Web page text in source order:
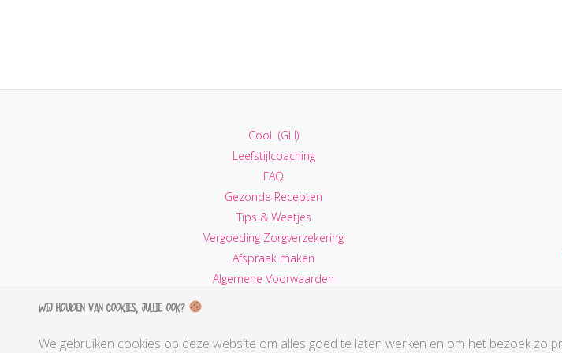
CooL (GLI)
Leefstijlcoaching
FAQ
Gezonde Recepten
Tips & Weetjes
Vergoeding Zorgverzekering
Afspraak maken
Algemene Voorwaarden
Wij houden van cookies, jullie ook?
We gebruiken cookies op deze website om alles goed te laten werken en om het bezoek zo